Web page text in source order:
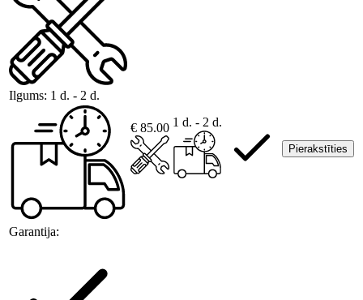
Ilgums: 1 d. - 2 d.
Garantija:
€ 85.00 1 d. - 2 d.
Pierakstīties